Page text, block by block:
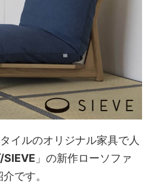
イルのオリジナル家具で人
SIEVE 」の新作ローソファ
です。